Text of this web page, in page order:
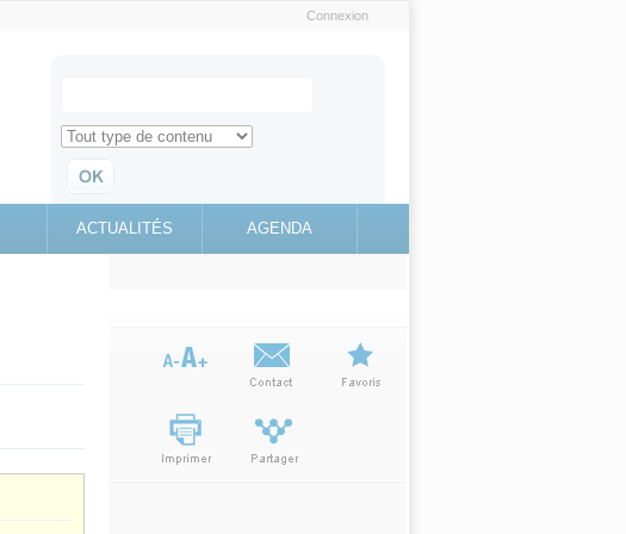
Connexion
Search for
Retrouvez toute l'information sur le site education.gouv.fr
ACTUALITÉS AGENDA